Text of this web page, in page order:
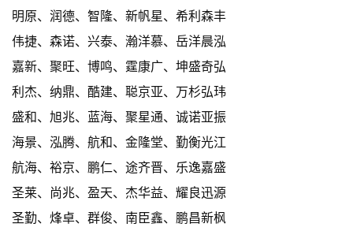
明原、润德、智隆、新帆星、希利森丰
伟捷、森诺、兴泰、瀚洋慕、岳洋晨泓
嘉新、聚旺、博鸣、霆康广、坤盛奇弘
利杰、纳鼎、酷建、聪京亚、万杉弘玮
盛和、旭兆、蓝海、聚星通、诚诺亚振
海景、泓腾、航和、金隆堂、勤衡光江
航海、裕京、鹏仁、途齐晋、乐逸嘉盛
圣莱、尚兆、盈天、杰华益、耀良迅源
圣勤、烽卓、群俊、南臣鑫、鹏昌新枫